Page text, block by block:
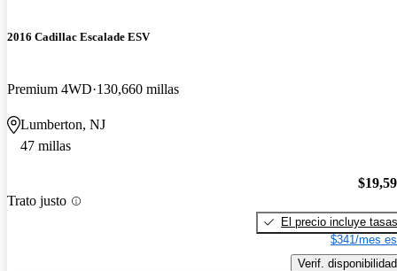
2016 Cadillac Escalade ESV
Premium 4WD 130,660 millas
Lumberton, NJ
47 millas
Trato justo
El precio incluye tasas
$341/mes
Verif. disponibilidad